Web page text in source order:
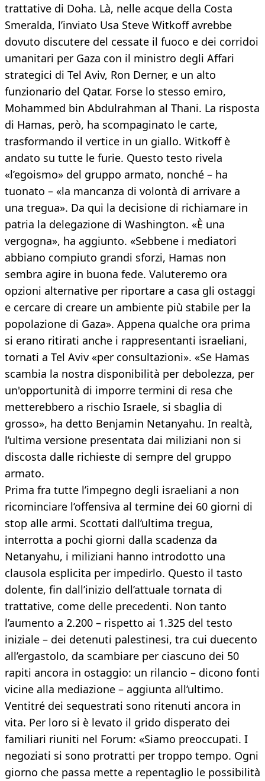
trattative di Doha. Là, nelle acque della Costa
Smeralda, l’inviato Usa Steve Witkoff avrebbe
dovuto discutere del cessate il fuoco e dei corridoi
umanitari per Gaza con il ministro degli Affari
strategici di Tel Aviv, Ron Derner, e un alto
funzionario del Qatar. Forse lo stesso emiro,
Mohammed bin Abdulrahman al Thani. La risposta
di Hamas, però, ha scompaginato le carte,
trasformando il vertice in un giallo. Witkoff è
andato su tutte le furie. Questo testo rivela
«l’egoismo» del gruppo armato, nonché – ha
tuonato – «la mancanza di volontà di arrivare a
una tregua». Da qui la decisione di richiamare in
patria la delegazione di Washington. «È una
vergogna», ha aggiunto. «Sebbene i mediatori
abbiano compiuto grandi sforzi, Hamas non
sembra agire in buona fede. Valuteremo ora
opzioni alternative per riportare a casa gli ostaggi
e cercare di creare un ambiente più stabile per la
popolazione di Gaza». Appena qualche ora prima
si erano ritirati anche i rappresentanti israeliani,
tornati a Tel Aviv «per consultazioni». «Se Hamas
scambia la nostra disponibilità per debolezza, per
un'opportunità di imporre termini di resa che
metterebbero a rischio Israele, si sbaglia di
grosso», ha detto Benjamin Netanyahu. In realtà,
l’ultima versione presentata dai miliziani non si
discosta dalle richieste di sempre del gruppo
armato.
Prima fra tutte l’impegno degli israeliani a non
ricominciare l’offensiva al termine dei 60 giorni di
stop alle armi. Scottati dall’ultima tregua,
interrotta a pochi giorni dalla scadenza da
Netanyahu, i miliziani hanno introdotto una
clausola esplicita per impedirlo. Questo il tasto
dolente, fin dall’inizio dell’attuale tornata di
trattative, come delle precedenti. Non tanto
l’aumento a 2.200 – rispetto ai 1.325 del testo
iniziale – dei detenuti palestinesi, tra cui duecento
all’ergastolo, da scambiare per ciascuno dei 50
rapiti ancora in ostaggio: un rilancio – dicono fonti
vicine alla mediazione – aggiunta all’ultimo.
Ventitré dei sequestrati sono ritenuti ancora in
vita. Per loro si è levato il grido disperato dei
familiari riuniti nel Forum: «Siamo preoccupati. I
negoziati si sono protratti per troppo tempo. Ogni
giorno che passa mette a repentaglio le possibilità